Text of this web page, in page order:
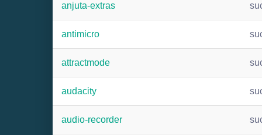
anjuta-extras
antimicro
attractmode
audacity
audio-recorder